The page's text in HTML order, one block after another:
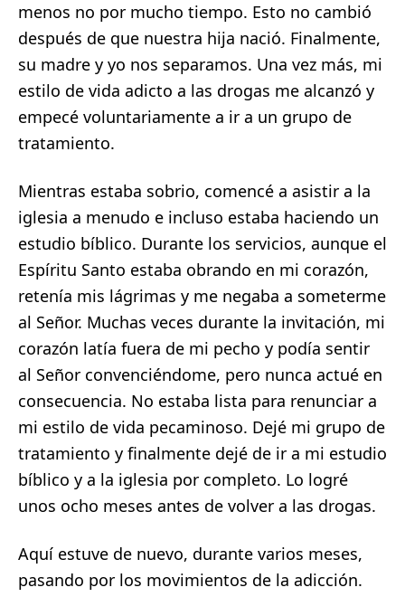
menos no por mucho tiempo. Esto no cambió
después de que nuestra hija nació. Finalmente,
su madre y yo nos separamos. Una vez más, mi
estilo de vida adicto a las drogas me alcanzó y
empecé voluntariamente a ir a un grupo de
tratamiento.
Mientras estaba sobrio, comencé a asistir a la
iglesia a menudo e incluso estaba haciendo un
estudio bíblico. Durante los servicios, aunque el
Espíritu Santo estaba obrando en mi corazón,
retenía mis lágrimas y me negaba a someterme
al Señor. Muchas veces durante la invitación, mi
corazón latía fuera de mi pecho y podía sentir
al Señor convenciéndome, pero nunca actué en
consecuencia. No estaba lista para renunciar a
mi estilo de vida pecaminoso. Dejé mi grupo de
tratamiento y finalmente dejé de ir a mi estudio
bíblico y a la iglesia por completo. Lo logré
unos ocho meses antes de volver a las drogas.
Aquí estuve de nuevo, durante varios meses,
pasando por los movimientos de la adicción.